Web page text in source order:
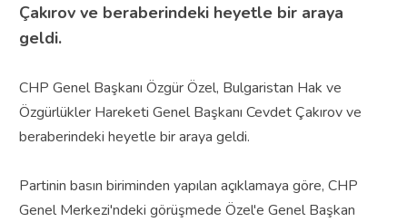
Çakırov ve beraberindeki heyetle bir araya
geldi.
CHP Genel Başkanı Özgür Özel, Bulgaristan Hak ve
Özgürlükler Hareketi Genel Başkanı Cevdet Çakırov ve
beraberindeki heyetle bir araya geldi.
Partinin basın biriminden yapılan açıklamaya göre, CHP
Genel Merkezi'ndeki görüşmede Özel'e Genel Başkan